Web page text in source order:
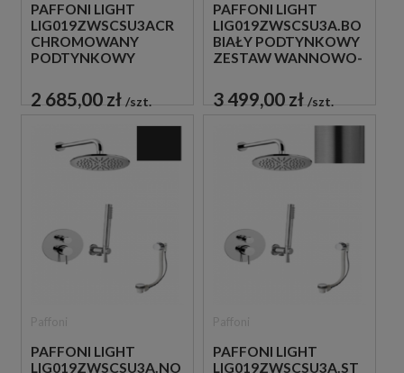
PAFFONI LIGHT
LIG019ZWSCSU3ACR
CHROMOWANY
PODTYNKOWY
PRYSZNICOWY Z
NAPEŁNIANIEM
PRZEZ PRZELEW
2 685,00 zł szt.
PAFFONI LIGHT
LIG019ZWSCSU3A.BO
BIAŁY PODTYNKOWY
ZESTAW WANNOWO-
NAPEŁNIANIEM
PRZEZ PRZELEW
3 499,00 zł szt.
PAFFONI LIGHT
LIG019ZWSCSU3A.NO
PAFFONI LIGHT
LIG019ZWSCSU3A.ST